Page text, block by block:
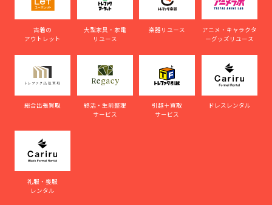
古着の
アウトレット
大型家具・家電
リユース
楽器リユース
アニメ・キャラクタ
ーグッズリユース
総合出張買取
終活・生前整理
サービス
引越＋買取
サービス
ドレスレンタル
礼服・喪服
レンタル